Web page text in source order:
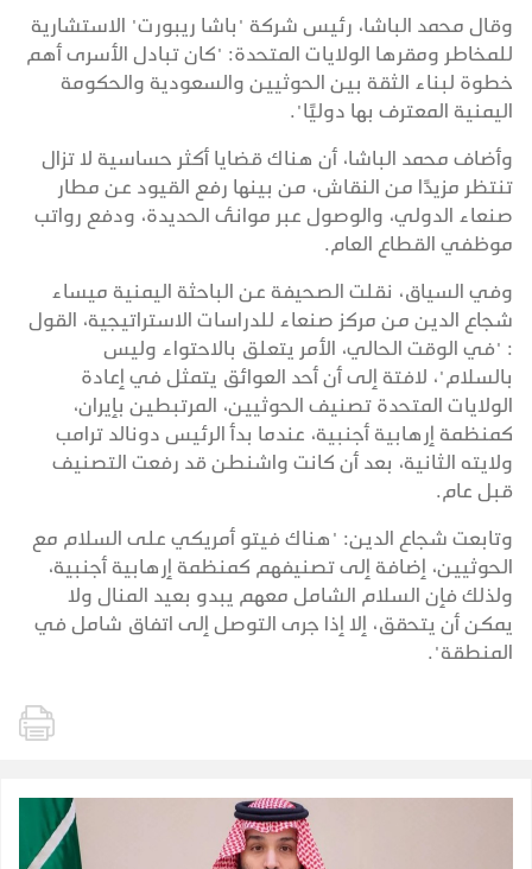
وقال محمد الباشا، رئيس شركة "باشا ريبورت" الاستشارية
للمخاطر ومقرها الولايات المتحدة: "كان تبادل الأسرى أهم
خطوة لبناء الثقة بين الحوثيين والسعودية والحكومة
اليمنية المعترف بها دوليًا".
وأضاف محمد الباشا، أن هناك قضايا أكثر حساسية لا تزال
تنتظر مزيدًا من النقاش، من بينها رفع القيود عن مطار
صنعاء الدولي، والوصول عبر موانئ الحديدة، ودفع رواتب
موظفي القطاع العام.
وفي السياق، نقلت الصحيفة عن الباحثة اليمنية ميساء
شجاع الدين من مركز صنعاء للدراسات الاستراتيجية، القول
: "في الوقت الحالي، الأمر يتعلق بالاحتواء وليس
بالسلام"، لافتة إلى أن أحد العوائق يتمثل في إعادة
الولايات المتحدة تصنيف الحوثيين، المرتبطين بإيران،
كمنظمة إرهابية أجنبية، عندما بدأ الرئيس دونالد ترامب
ولايته الثانية، بعد أن كانت واشنطن قد رفعت التصنيف
قبل عام.
وتابعت شجاع الدين: "هناك فيتو أمريكي على السلام مع
الحوثيين، إضافة إلى تصنيفهم كمنظمة إرهابية أجنبية،
ولذلك فإن السلام الشامل معهم يبدو بعيد المنال ولا
يمكن أن يتحقق، إلا إذا جرى التوصل إلى اتفاق شامل في
المنطقة".